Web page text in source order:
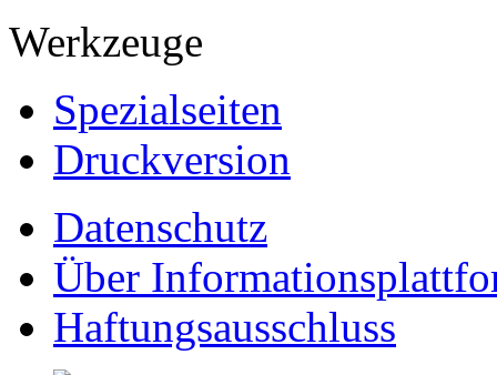
Werkzeuge
Spezialseiten
Druckversion
Datenschutz
Über
Haftungsausschluss